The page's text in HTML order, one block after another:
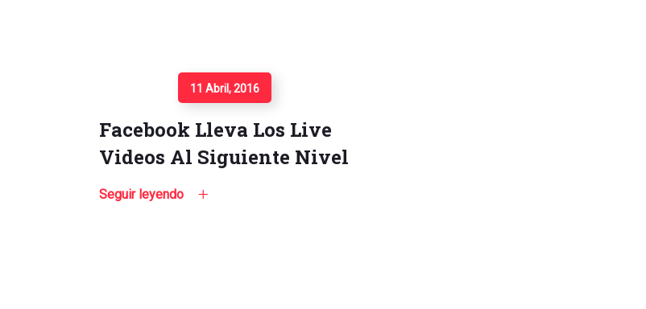
11 Abril, 2016
Facebook Lleva Los Live
Videos Al Siguiente Nivel
Seguir leyendo